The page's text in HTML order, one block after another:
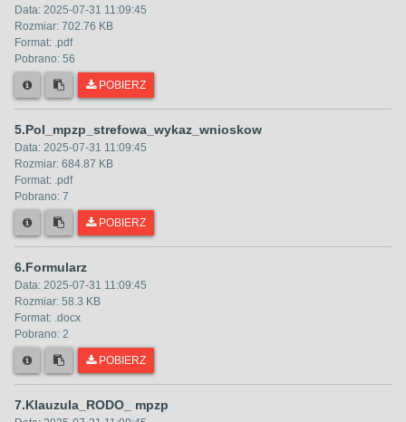
Data: 2025-07-31 11:09:45
Rozmiar: 702.76 KB
Format: .pdf
Pobrano: 56
POBIERZ
5.Pol_mpzp_strefowa_wykaz_wnioskow
Data: 2025-07-31 11:09:45
Rozmiar: 684.87 KB
Format: .pdf
Pobrano: 7
POBIERZ
6.Formularz
Data: 2025-07-31 11:09:45
Rozmiar: 58.3 KB
Format: .docx
Pobrano: 2
POBIERZ
7.Klauzula_RODO_ mpzp